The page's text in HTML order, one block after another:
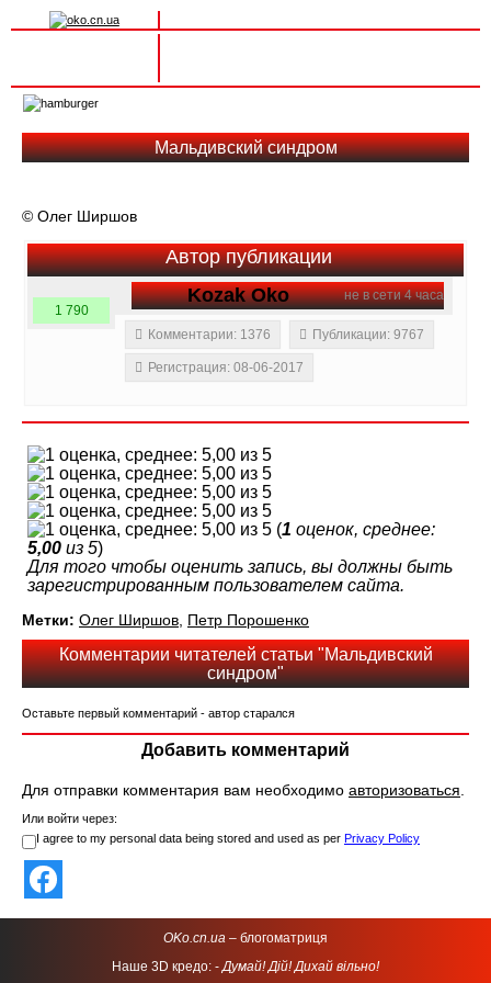
navigation
Мальдивский синдром
© Олег Ширшов
Автор публикации
не в сети 4 часа
Kozak Oko
1 790
Комментарии: 1376
Публикации: 9767
Регистрация: 08-06-2017
(1 оценок, среднее:
5,00 из 5)
Для того чтобы оценить запись, вы должны быть
зарегистрированным пользователем сайта.
Метки: Олег Ширшов, Петр Порошенко
Комментарии читателей статьи "Мальдивский
синдром"
Оставьте первый комментарий - автор старался
Добавить комментарий
Для отправки комментария вам необходимо авторизоваться.
Или войти через:
I agree to my personal data being stored and used as per Privacy Policy
OKo.cn.ua – блогоматриця
Наше 3D кредо: -Думай! Дій! Дихай вільно!